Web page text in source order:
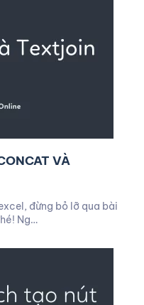
VÀ
đừng bỏ lỡ qua bài
Ng…